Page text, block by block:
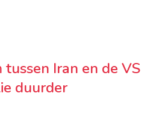
tussen Iran en de VS
duurder